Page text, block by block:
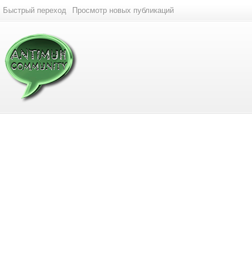
Быстрый переход Просмотр новых публикаций